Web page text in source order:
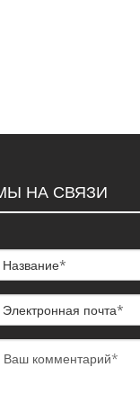
НА СВЯЗИ